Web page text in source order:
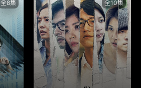
全8集 全10集